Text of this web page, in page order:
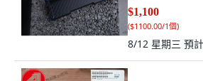
$1,100
($1100.00/1個)
8/12 星期三 預